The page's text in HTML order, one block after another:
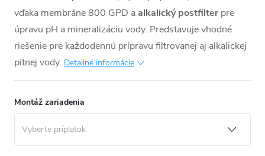
vďaka membráne 800 GPD aalkalický postfilter pre
úpravu pH a mineralizáciu vody. Predstavuje vhodné
riešenie pre každodennú prípravu filtrovanej aj alkalickej
pitnej vody. Detailné informácie
Montáž zariadenia